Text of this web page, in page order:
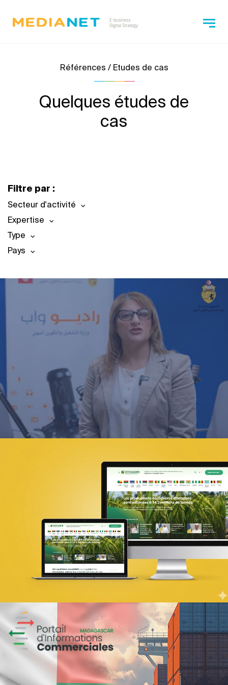
Références / Etudes de cas
Quelques études de
cas
Filtre par :
Secteur d'activité
Expertise
Type
Pays